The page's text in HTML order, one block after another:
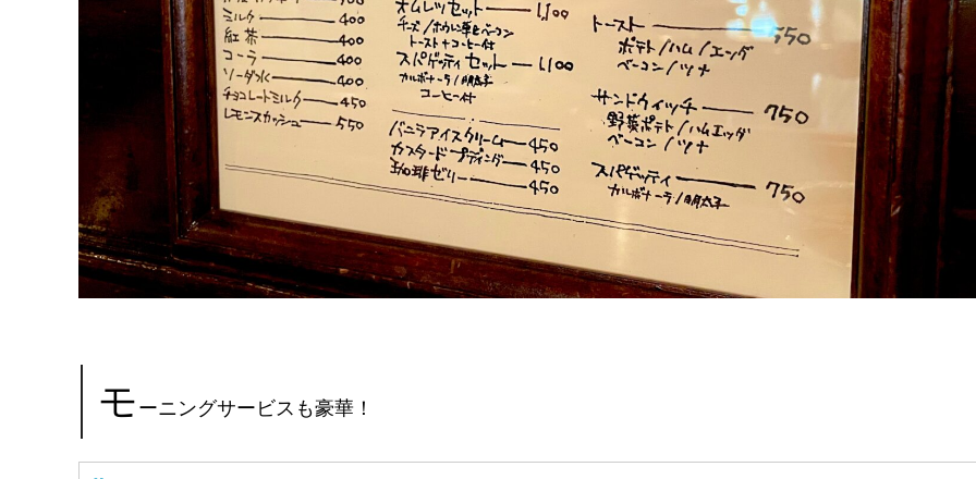
モ ーニングサービスも豪華！